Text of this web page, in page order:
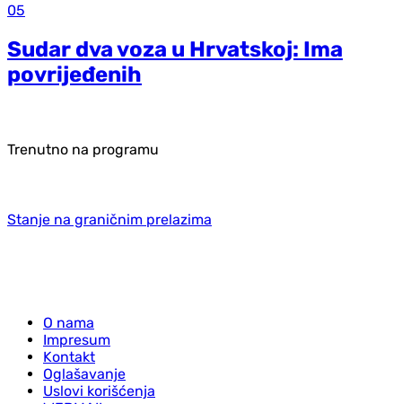
05
Sudar dva voza u Hrvatskoj: Ima
povrijeđenih
Trenutno na programu
Stanje na graničnim prelazima
O nama
Impresum
Kontakt
Oglašavanje
Uslovi korišćenja